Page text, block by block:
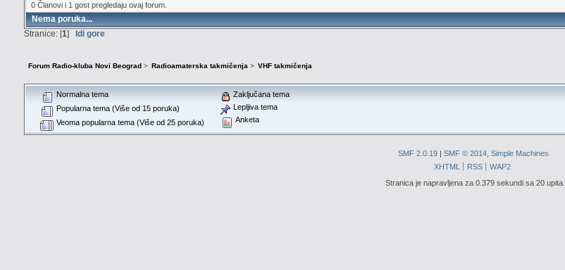
0 Članovi i 1 gost pregledaju ovaj forum.
Nema poruka...
Stranice: [1] Idi gore
Forum Radio-kluba Novi Beograd > Radioamaterska takmičenja > VHF takmičenja
Normalna tema
Popularna tema (Više od 15 poruka)
Veoma popularna tema (Više od 25 poruka)
Zaključana tema
Lepljiva tema
Anketa
SMF 2.0.19| SMF © 2014, Simple Machines
XHTML
RSS
WAP2
Stranica je napravljena za 0.379 sekundi sa 20 upita.